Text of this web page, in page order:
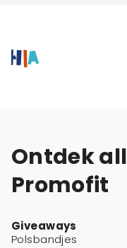
Ontdek
Promofit
Giveaways
Polsbandjes